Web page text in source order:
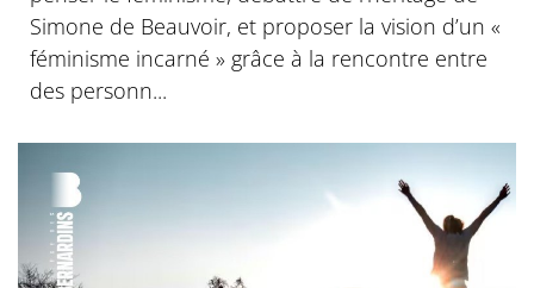
Simone de Beauvoir, et proposer la vision d’un «
féminisme incarné » grâce à la rencontre entre
des personn...